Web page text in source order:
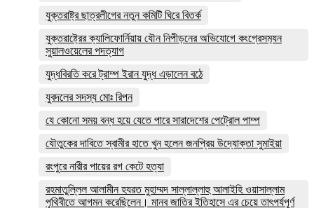
যুক্তরাষ্ট্র ছাত্রলীগের নতুন কমিটি ঘিরে বিতর্ক
যুক্তরাষ্ট্রের ক্যালিফোর্নিয়ায় যৌন নিপীড়নের অভিযোগে কংগ্রেসম‍্যন
সুয়ালওয়েলের পদত্যাগ
যুদ্ধবিরতি করে ট্রাম্প ইরান যুদ্ধ এড়ালেন বঠে
যুবদলের সদস্য মোঃ রিপন
যে কোনো সময় বন্ধ হয়ে যেতে পারে সারাদেশের পেট্রোল পাম্প
যৌতুকের দাবিতে স্বামীর হাতে খুন হলেন জনপ্রিয় উদ্যোক্তা সুমাইয়া
রংপুরে নারীর পায়ের রগ কেটে হত্যা
রহমাতুল্লিল আলামীন হযরত মুহাম্মদ সাল্লাল্লাহু আলাইহি ওয়াসাল্লাম
পৃথিবীতে আগমন করেছিলেন। মানব জাতির ইতিহাসে এর চেয়ে তাৎপর্যপূর্ণ